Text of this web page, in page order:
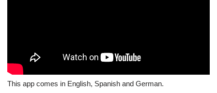
This app comes in English, Spanish and German.